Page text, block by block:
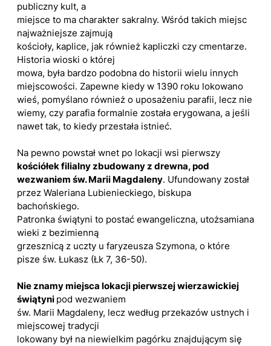
publiczny kult, a
miejsce to ma charakter sakralny. Wśród takich miejsc
najważniejsze zajmują
kościoły, kaplice, jak również kapliczki czy cmentarze.
Historia wioski o której
mowa, była bardzo podobna do historii wielu innych
miejscowości. Zapewne kiedy w 1390 roku lokowano
wieś, pomyślano również o uposażeniu parafii, lecz nie
wiemy, czy parafia formalnie została erygowana, a jeśli
nawet tak, to kiedy przestała istnieć.
Na pewno powstał wnet po lokacji wsi pierwszy
kościółek filialny zbudowany z drewna, pod
wezwaniem św. Marii Magdaleny. Ufundowany został
przez Waleriana Lubienieckiego, biskupa
bachońskiego.
Patronka świątyni to postać ewangeliczna, utożsamiana
wieki z bezimienną
grzesznicą z uczty u faryzeusza Szymona, o które
pisze św. Łukasz (Łk 7, 36-50).
Nie znamy miejsca lokacji pierwszej wierzawickiej
świątyni pod wezwaniem
św. Marii Magdaleny, lecz według przekazów ustnych i
miejscowej tradycji
lokowany był na niewielkim pagórku znajdującym się